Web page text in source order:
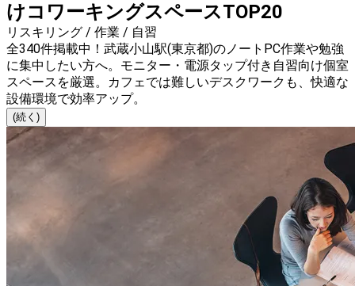
けコワーキングスペースTOP20
リスキリング / 作業 / 自習
全340件掲載中！武蔵小山駅(東京都)のノートPC作業や勉強
に集中したい方へ。モニター・電源タップ付き自習向け個室
スペースを厳選。カフェでは難しいデスクワークも、快適な
設備環境で効率アップ。
(続く)